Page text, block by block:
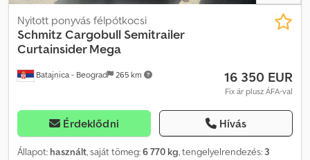
Batajnica - Beograd 265 km
Nyitott ponyvás félpótkocsi
Schmitz Cargobull Semitrailer
Curtainsider Mega
16 350 EUR
Fix ár plusz ÁFA-val
Érdeklődni Hívás
Állapot: használt, saját tömeg:6 770 kg, tengelyelrendezés: 3